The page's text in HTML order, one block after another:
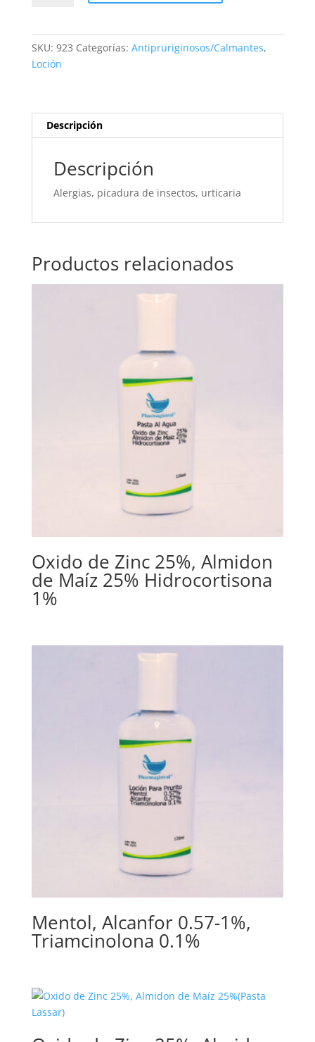
SKU: 923 Categorías: Antipruriginosos/Calmantes,
Loción
Descripción
Descripción
Alergias, picadura de insectos, urticaria
Productos relacionados
Oxido de Zinc 25%, Almidon
de Maíz 25% Hidrocortisona
1%
Mentol, Alcanfor 0.57-1%,
Triamcinolona 0.1%